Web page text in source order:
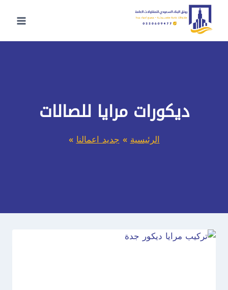
التجاوز
المحتوى
ديكورات مرايا للصالات
الرئيسية»جديد اعمالنا»